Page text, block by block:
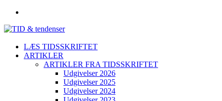
LÆS TIDSSKRIFTET
ARTIKLER
ARTIKLER FRA TIDSSKRIFTET
Udgivelser 2026
Udgivelser 2025
Udgivelser 2024